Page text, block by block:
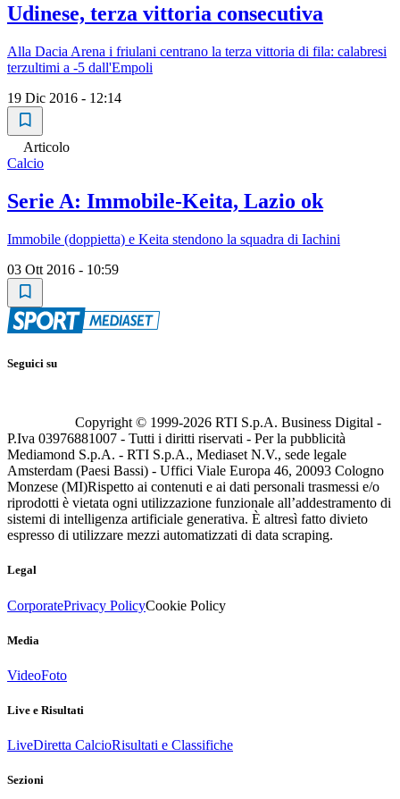
Udinese, terza vittoria consecutiva
Alla Dacia Arena i friulani centrano la terza vittoria di fila: calabresi
terzultimi a -5 dall'Empoli
19 Dic 2016 - 12:14
Articolo
Calcio
Serie A: Immobile-Keita, Lazio ok
Immobile (doppietta) e Keita stendono la squadra di Iachini
03 Ott 2016 - 10:59
Seguici su
Copyright © 1999-2026 RTI S.p.A. Business Digital -
P.Iva 03976881007 - Tutti i diritti riservati - Per la pubblicità
Mediamond S.p.A. - RTI S.p.A., Mediaset N.V., sede legale
Amsterdam (Paesi Bassi) - Uffici Viale Europa 46, 20093 Cologno
Monzese (MI)Rispetto ai contenuti e ai dati personali trasmessi e/o
riprodotti è vietata ogni utilizzazione funzionale all’addestramento di
sistemi di intelligenza artificiale generativa. È altresì fatto divieto
espresso di utilizzare mezzi automatizzati di data scraping.
Legal
CorporatePrivacy PolicyCookie Policy
Media
VideoFoto
Live e Risultati
LiveDiretta CalcioRisultati e Classifiche
Sezioni